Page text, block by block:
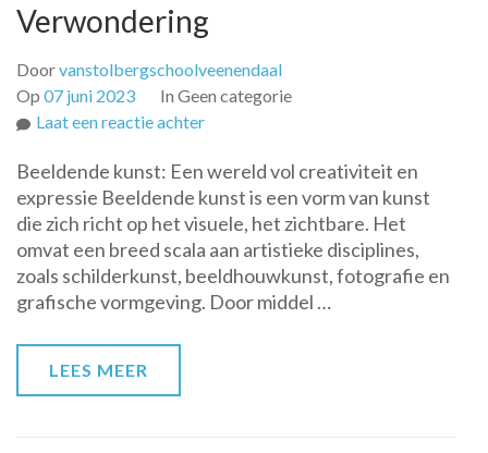
Verwondering
Doorvanstolbergschoolveenendaal
Op 07 juni 2023
In Geen categorie
Laat een reactie achterop
Betoverende
Wereld
van
Beeldende
Kunst:
Een
Beeldende kunst: Een wereld vol creativiteit en
expressie Beeldende kunst is een vorm van kunst
die zich richt op het visuele, het zichtbare. Het
omvat een breed scala aan artistieke disciplines,
zoals schilderkunst, beeldhouwkunst, fotografie en
grafische vormgeving. Door middel …
LEES MEER